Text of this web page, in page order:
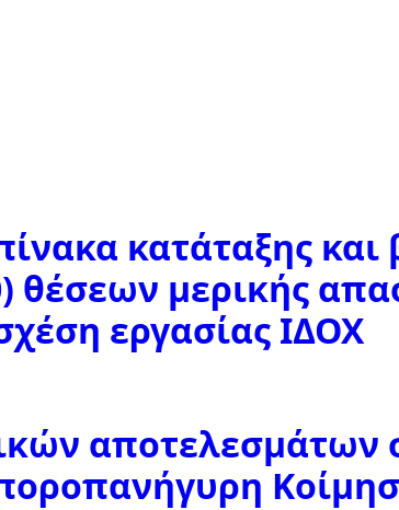
κατάταξης και
θέσεων μερικής
εργασίας ΙΔΟΧ
αποτελεσμάτων